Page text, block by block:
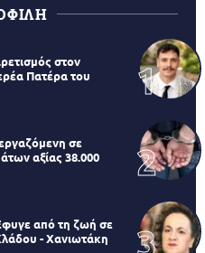
στον
Πατέρα του
σε
αξίας 38.000
από τη ζωή σε
- Χανιωτάκη